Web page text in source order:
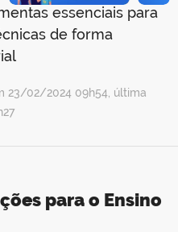
essenciais para
de forma
23/02/2024 09h54, última
para o Ensino